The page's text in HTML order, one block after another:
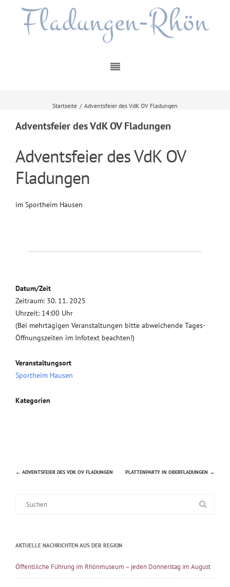
Fladungen-Rhön
Startseite / Adventsfeier des VdK OV Fladungen
Adventsfeier des VdK OV Fladungen
Adventsfeier des VdK OV
Fladungen
im Sportheim Hausen
Datum/Zeit
Zeitraum: 30. 11. 2025
Uhrzeit: 14:00 Uhr
(Bei mehrtägigen Veranstaltungen bitte abweichende Tages-
Öffnungszeiten im Infotext beachten!)
Veranstaltungsort
Sportheim Hausen
Kategorien
Beitragsnavigation
← ADVENTSFEIER DES VDK OV FLADUNGEN PLATTENPARTY IN OBERFLADUNGEN →
AKTUELLE NACHRICHTEN AUS DER REGION
Öffentlilche Führung im Rhönmuseum – jeden Donnerstag im August